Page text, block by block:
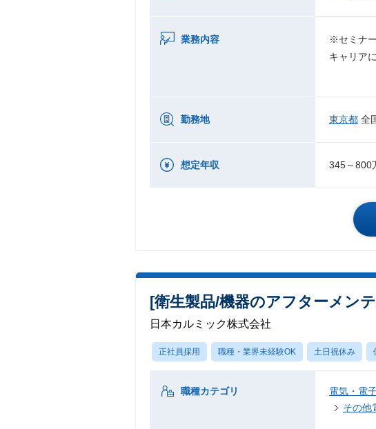
業務内容
※セミナ
キャリア
勤務地 東京都 全
想定年収 345～800
[衛生製品/機器のアフターメン
日本カルミック株式会社
正社員採用 職種・業界未経験OK 土日祝休み
職種カテゴリ 電気・電
その他